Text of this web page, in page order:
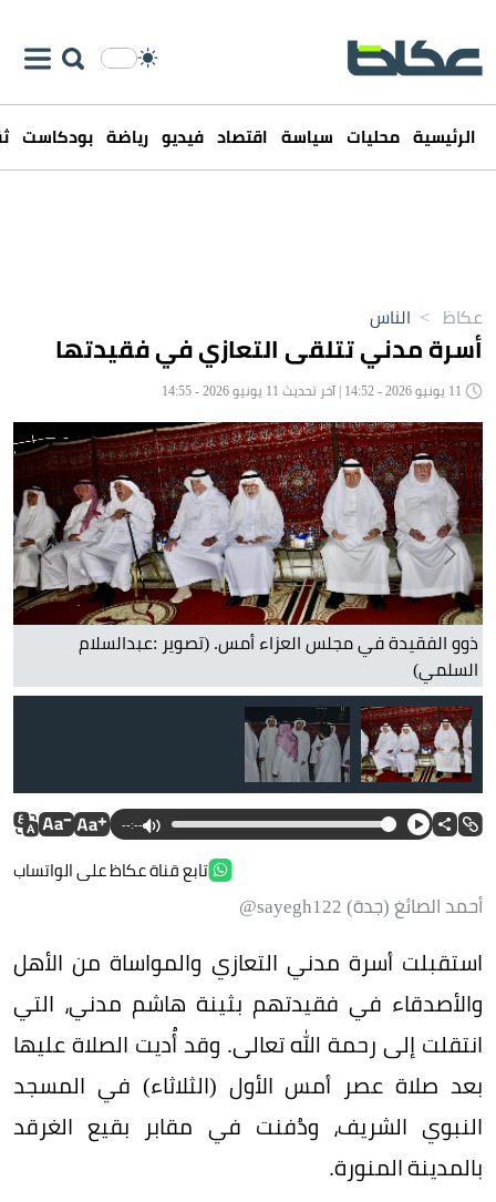
الرئيسية محليات سياسة اقتصاد فيديو رياضة بودكاست
عكاظ > الناس
أسرة مدني تتلقى التعازي في فقيدتها
ذوو الفقيدة في مجلس العزاء أمس. (تصوير :عبدالسلام
السلمي)
--:--
تابع قناة عكاظ على الواتساب
أحمد الصائغ (جدة) sayegh122@
استقبلت أسرة مدني التعازي والمواساة من الأهل
والأصدقاء في فقيدتهم بثينة هاشم مدني، التي
انتقلت إلى رحمة الله تعالى. وقد أُديت الصلاة عليها
بعد صلاة عصر أمس الأول (الثلاثاء) في المسجد
النبوي الشريف، ودُفنت في مقابر بقيع الغرقد
بالمدينة المنورة.